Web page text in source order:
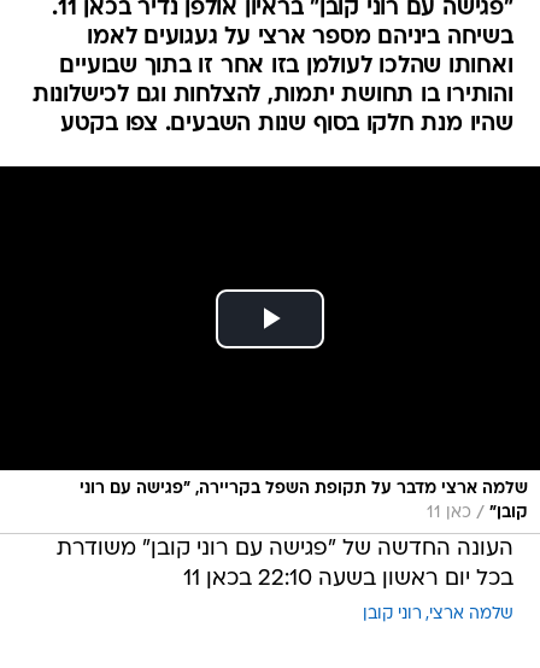
"פגישה עם רוני קובן" בראיון אולפן נדיר בכאן 11.
בשיחה ביניהם מספר ארצי על געגועים לאמו
ואחותו שהלכו לעולמן בזו אחר זו בתוך שבועיים
והותירו בו תחושת יתמות, להצלחות וגם לכישלונות
שהיו מנת חלקו בסוף שנות השבעים. צפו בקטע
שלמה ארצי מדבר על תקופת השפל בקריירה, "פגישה עם רוני
קובן" / כאן 11
העונה החדשה של "פגישה עם רוני קובן" משודרת
בכל יום ראשון בשעה 22:10 בכאן 11
שלמה ארצי רוני קובן